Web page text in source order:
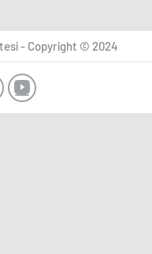
- Copyright © 2024